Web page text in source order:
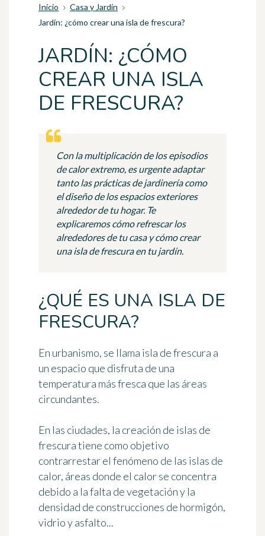
Inicio
Casa y Jardín
Jardín: ¿cómo crear una isla de frescura?
JARDÍN: ¿CÓMO
CREAR UNA ISLA
DE FRESCURA?
Con la multiplicación de los episodios
de calor extremo, es urgente adaptar
tanto las prácticas de jardinería como
el diseño de los espacios exteriores
alrededor de tu hogar. Te
explicaremos cómo refrescar los
alrededores de tu casa y cómo crear
una isla de frescura en tu jardín.
¿QUÉ ES UNA ISLA DE
FRESCURA?
En urbanismo, se llama isla de frescura a
un espacio que disfruta de una
temperatura más fresca que las áreas
circundantes.
En las ciudades, la creación de islas de
frescura tiene como objetivo
contrarrestar el fenómeno de las islas de
calor, áreas donde el calor se concentra
debido a la falta de vegetación y la
densidad de construcciones de hormigón,
vidrio y asfalto...